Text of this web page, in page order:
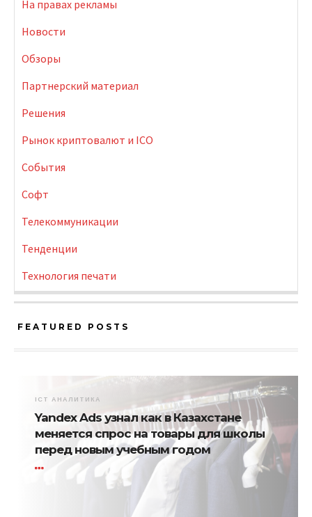
На правах рекламы
Новости
Обзоры
Партнерский материал
Решения
Рынок криптовалют и ICO
События
Софт
Телекоммуникации
Тенденции
Технология печати
FEATURED POSTS
ICT АНАЛИТИКА
Yandex Ads узнал как в Казахстане
меняется спрос на товары для школы
перед новым учебным годом